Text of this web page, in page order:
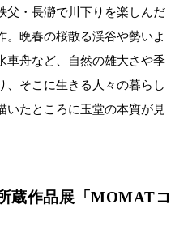
父・長瀞で川下りを楽しんだ
。晩春の桜散る渓谷や勢いよ
車舟など、自然の雄大さや季
、そこに生きる人々の暮らし
いたところに玉堂の本質が見
蔵作品展「MOMATコ